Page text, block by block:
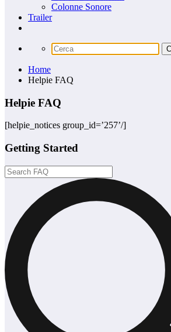
Colonne Sonore
Trailer
Home
Helpie FAQ
Helpie FAQ
[helpie_notices group_id=’257’/]
Getting Started